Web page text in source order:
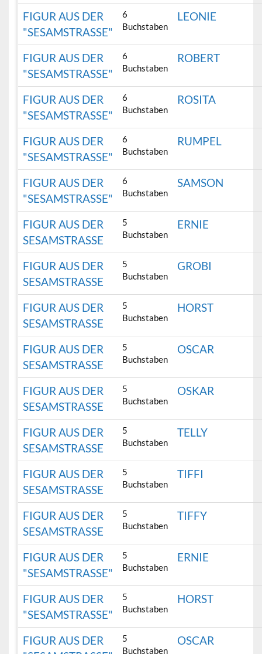
FIGUR AUS DER
"SESAMSTRASSE"
6
Buchstaben
LEONIE
FIGUR AUS DER
"SESAMSTRASSE"
6
Buchstaben
ROBERT
FIGUR AUS DER
"SESAMSTRASSE"
6
Buchstaben
ROSITA
FIGUR AUS DER
"SESAMSTRASSE"
6
Buchstaben
RUMPEL
FIGUR AUS DER
"SESAMSTRASSE"
6
Buchstaben
SAMSON
FIGUR AUS DER
SESAMSTRASSE
5
Buchstaben
ERNIE
FIGUR AUS DER
SESAMSTRASSE
5
Buchstaben
GROBI
FIGUR AUS DER
SESAMSTRASSE
5
Buchstaben
HORST
FIGUR AUS DER
SESAMSTRASSE
5
Buchstaben
OSCAR
FIGUR AUS DER
SESAMSTRASSE
5
Buchstaben
OSKAR
FIGUR AUS DER
SESAMSTRASSE
5
Buchstaben
TELLY
FIGUR AUS DER
SESAMSTRASSE
5
Buchstaben
TIFFI
FIGUR AUS DER
SESAMSTRASSE
5
Buchstaben
TIFFY
FIGUR AUS DER
"SESAMSTRASSE"
5
Buchstaben
ERNIE
FIGUR AUS DER
"SESAMSTRASSE"
5
Buchstaben
HORST
FIGUR AUS DER
5
Buchstaben
OSCAR